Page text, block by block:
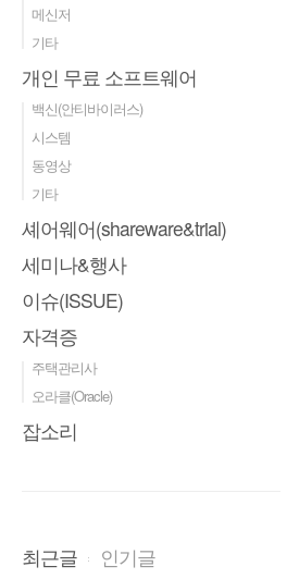
메신저
기타
개인 무료 소프트웨어
백신(안티바이러스)
시스템
동영상
기타
셰어웨어(shareware&trial)
세미나&행사
이슈(ISSUE)
자격증
주택관리사
오라클(Oracle)
잡소리
최근글 인기글